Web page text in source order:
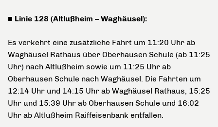
■ Linie 128 (Altlußheim – Waghäusel):
Es verkehrt eine zusätzliche Fahrt um 11:20 Uhr ab
Waghäusel Rathaus über Oberhausen Schule (ab 11:25
Uhr) nach Altlußheim sowie um 11:25 Uhr ab
Oberhausen Schule nach Waghäusel. Die Fahrten um
12:14 Uhr und 14:15 Uhr ab Waghäusel Rathaus, 15:25
Uhr und 15:39 Uhr ab Oberhausen Schule und 16:02
Uhr ab Altlußheim Raiffeisenbank entfallen.